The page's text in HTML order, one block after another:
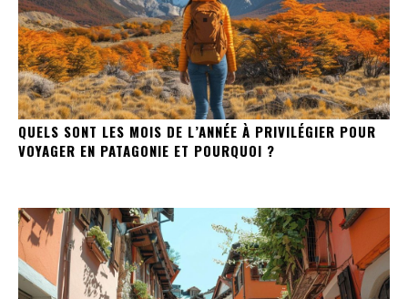
QUELS SONT LES MOIS DE L’ANNÉE À PRIVILÉGIER POUR
VOYAGER EN PATAGONIE ET POURQUOI ?